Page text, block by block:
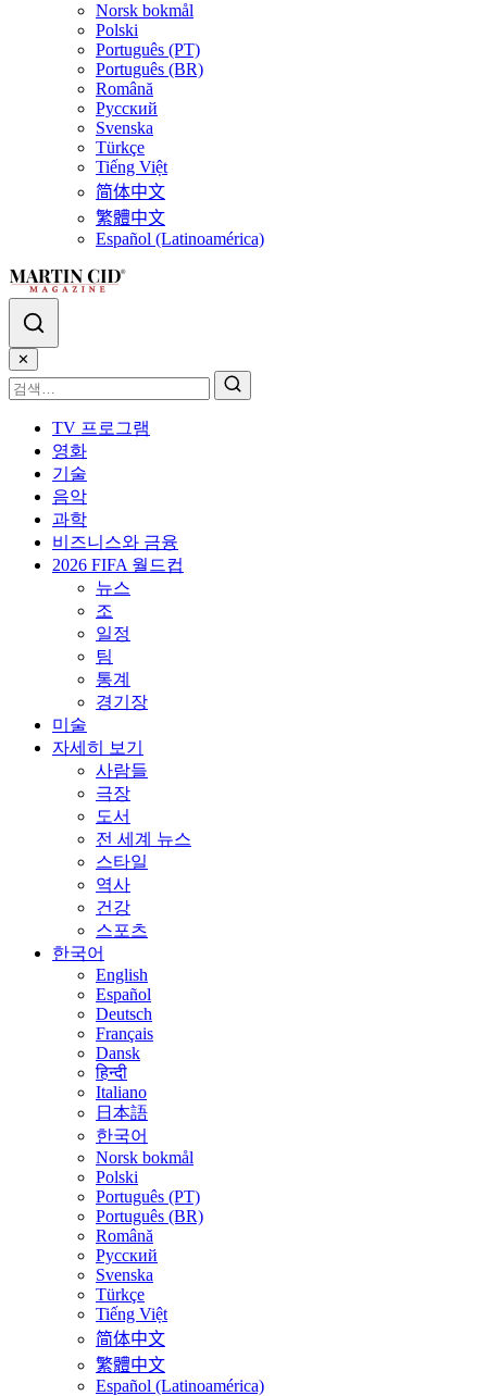
Norsk bokmål
Polski
Português (PT)
Português (BR)
Română
Русский
Svenska
Türkçe
Tiếng Việt
简体中文
繁體中文
Español (Latinoamérica)
✕
TV 프로그램
영화
기술
음악
과학
비즈니스와 금융
2026 FIFA 월드컵
뉴스
조
일정
팀
통계
경기장
미술
자세히 보기
사람들
극장
도서
전 세계 뉴스
스타일
역사
건강
스포츠
한국어
English
Español
Deutsch
Français
Dansk
हिन्दी
Italiano
日本語
한국어
Norsk bokmål
Polski
Português (PT)
Português (BR)
Română
Русский
Svenska
Türkçe
Tiếng Việt
简体中文
繁體中文
Español (Latinoamérica)